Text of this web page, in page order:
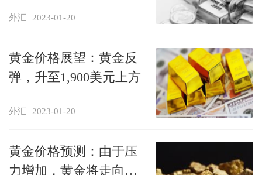
外汇 2023-01-20
黄金价格展望：黄金反
弹，升至1,900美元上方
外汇 2023-01-20
黄金价格预测：由于压
力增加，黄金将走向